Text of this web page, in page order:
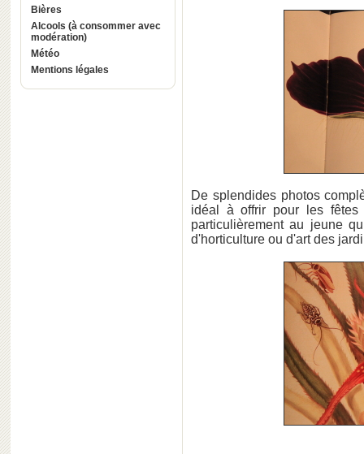
Bières
Alcools (à consommer avec
modération)
Météo
Mentions légales
De splendides photos
idéal à offrir pour les
particulièrement au jeune
d'horticulture ou d'art des